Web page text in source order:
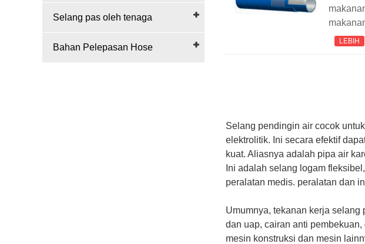
Selang pas oleh tenaga
Bahan Pelepasan Hose
LEBIH
Selang pendingin air cocok
elektrolitik. Ini secara efektif
kuat. Aliasnya adalah pipa air
Ini adalah selang logam
peralatan medis. peralatan dan
Umumnya, tekanan kerja
dan uap, cairan anti
mesin konstruksi dan mesin